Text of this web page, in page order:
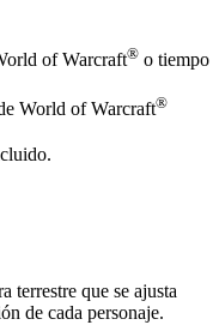
of Warcraft® o tiempo
World of Warcraft®
terrestre que se ajusta
de cada personaje.